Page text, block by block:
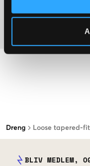
Dreng Loose tapered-
BLIV MEDLEM,